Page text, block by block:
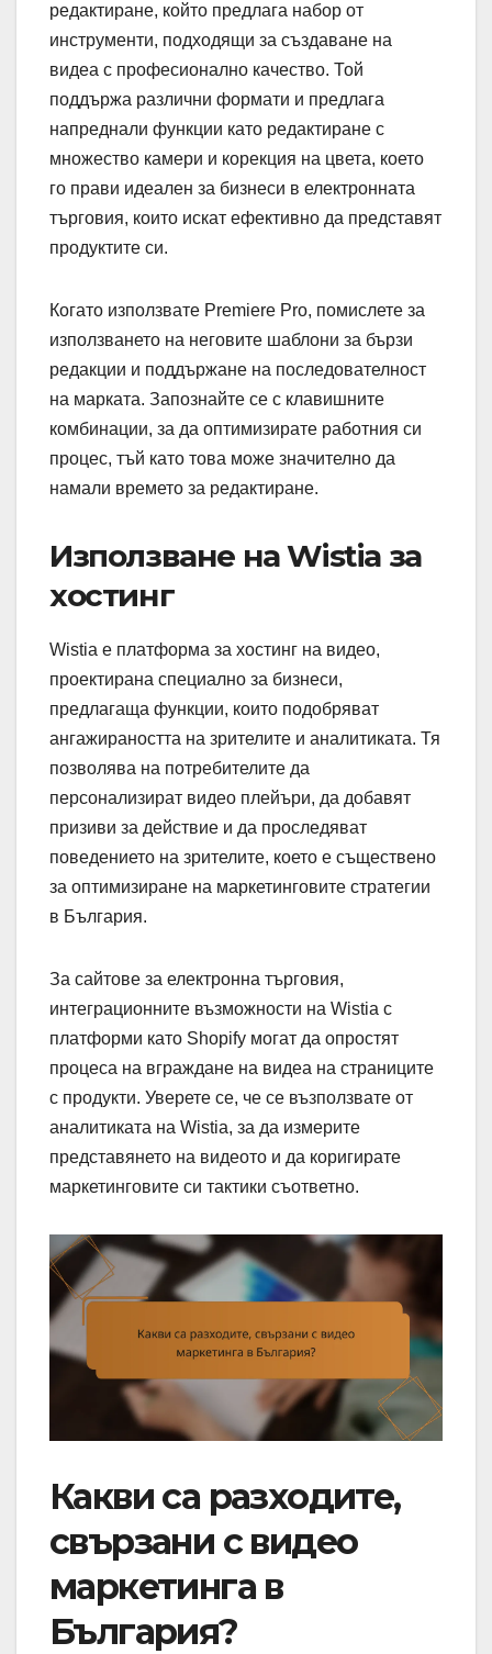
редактиране, който предлага набор от
инструменти, подходящи за създаване на
видеа с професионално качество. Той
поддържа различни формати и предлага
напреднали функции като редактиране с
множество камери и корекция на цвета, което
го прави идеален за бизнеси в електронната
търговия, които искат ефективно да представят
продуктите си.
Когато използвате Premiere Pro, помислете за
използването на неговите шаблони за бързи
редакции и поддържане на последователност
на марката. Запознайте се с клавишните
комбинации, за да оптимизирате работния си
процес, тъй като това може значително да
намали времето за редактиране.
Използване на Wistia за
хостинг
Wistia е платформа за хостинг на видео,
проектирана специално за бизнеси,
предлагаща функции, които подобряват
ангажираността на зрителите и аналитиката. Тя
позволява на потребителите да
персонализират видео плейъри, да добавят
призиви за действие и да проследяват
поведението на зрителите, което е съществено
за оптимизиране на маркетинговите стратегии
в България.
За сайтове за електронна търговия,
интеграционните възможности на Wistia с
платформи като Shopify могат да опростят
процеса на вграждане на видеа на страниците
с продукти. Уверете се, че се възползвате от
аналитиката на Wistia, за да измерите
представянето на видеото и да коригирате
маркетинговите си тактики съответно.
Какви са разходите,
свързани с видео
маркетинга в
България?